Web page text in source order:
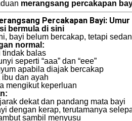
merangsang percakapan
Percakapan Bayi:
bermula di sini
bayi belum bercakap, tetapi
normal:
tindak balas
seperti “aaa” dan “eee”
apabila diajak bercakap
dan ayah
mengikut keperluan
dekat dan pandang mata bayi
dengan kerap, terutamanya
sambil menyusu